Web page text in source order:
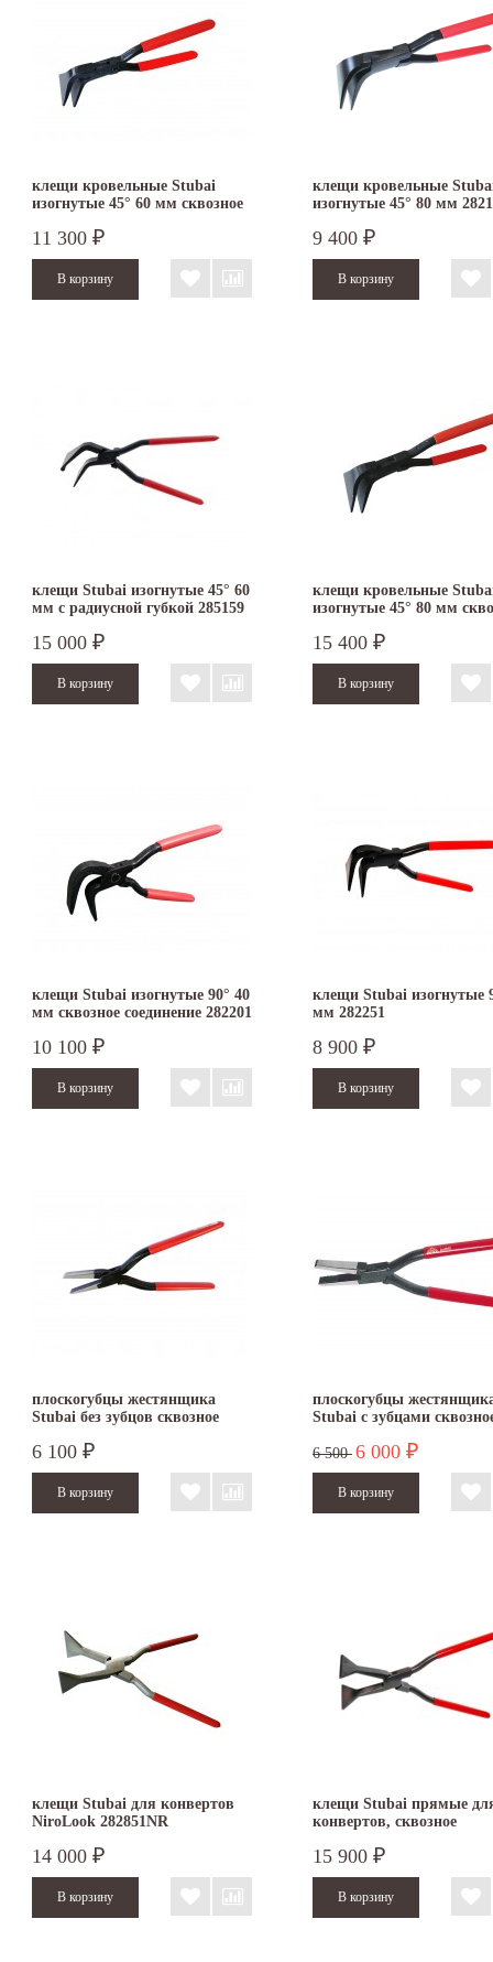
клещи кровельные Stubai
изогнутые 45° 60 мм сквозное
11 300 ₽
клещи кровельные
изогнутые 45° 80 мм
9 400 ₽
клещи Stubai изогнутые 45° 60
мм с радиусной губкой 285159
15 000 ₽
клещи кровельные
изогнутые 45° 80 мм
15 400 ₽
клещи Stubai изогнутые 90° 40
мм сквозное соединение 282201
10 100 ₽
клещи Stubai изогнутые
мм 282251
8 900 ₽
плоскогубцы жестянщика
Stubai без зубцов сквозное
6 100 ₽
плоскогубцы
Stubai с зубцами
6 500 6 000 ₽
клещи Stubai для конвертов
NiroLook 282851NR
14 000 ₽
клещи Stubai прямые
конвертов, сквозное
15 900 ₽